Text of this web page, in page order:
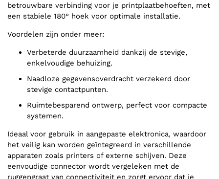
betrouwbare verbinding voor je printplaatbehoeften, met
een stabiele 180° hoek voor optimale installatie.
Voordelen zijn onder meer:
Verbeterde duurzaamheid dankzij de stevige,
enkelvoudige behuizing.
Naadloze gegevensoverdracht verzekerd door
stevige contactpunten.
Ruimtebesparend ontwerp, perfect voor compacte
systemen.
Ideaal voor gebruik in aangepaste elektronica, waardoor
het veilig kan worden geïntegreerd in verschillende
apparaten zoals printers of externe schijven. Deze
eenvoudige connector wordt vergeleken met de
ruggengraat van connectiviteit en zorgt ervoor dat je